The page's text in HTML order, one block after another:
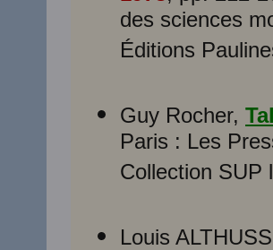
des sciences
Éditions
Guy Rocher,
Paris : Les
Collection SUP
Louis